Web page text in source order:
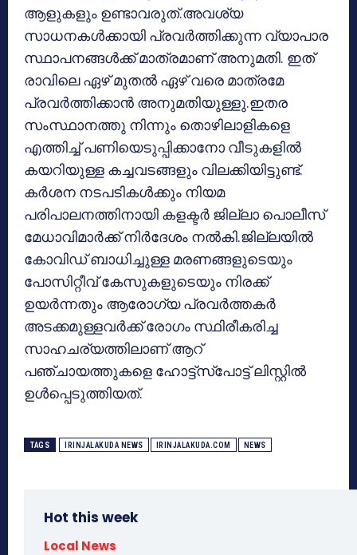
ആളുകളും ഉണ്ടാവരുത്.അവശ്യ
സാധനകൾക്കായി പ്രവർത്തിക്കുന്ന വ്യാപാര
സ്ഥാപനങ്ങൾക്ക് മാത്രമാണ് അനുമതി. ഇത്
രാവിലെ ഏഴ് മുതൽ ഏഴ് വരെ മാത്രമേ
പ്രവർത്തിക്കാൻ അനുമതിയുള്ളു.ഇതര
സംസ്ഥാനത്തു നിന്നും തൊഴിലാളികളെ
എത്തിച്ച് പണിയെടുപ്പിക്കാനോ വീടുകളിൽ
കയറിയുള്ള കച്ചവടങ്ങളും വിലക്കിയിട്ടുണ്ട്.
കർശന നടപടികൾക്കും നിയമ
പരിപാലനത്തിനായി കളക്ടർ ജില്ലാ പൊലീസ്
മേധാവിമാർക്ക് നിർദേശം നൽകി.ജില്ലയിൽ
കോവിഡ് ബാധിച്ചുള്ള മരണങ്ങളുടെയും
പോസിറ്റീവ് കേസുകളുടെയും നിരക്ക്
ഉയർന്നതും ആരോഗ്യ പ്രവർത്തകർ
അടക്കമുള്ളവർക്ക് രോഗം സ്ഥിരീകരിച്ച
സാഹചര്യത്തിലാണ് ആറ്
പഞ്ചായത്തുകളെ ഹോട്ട്സ്പോട്ട് ലിസ്റ്റിൽ
ഉൾപ്പെടുത്തിയത്.
TAGS IRINJALAKUDA NEWS IRINJALAKUDA.COM NEWS
Hot this week
Local News